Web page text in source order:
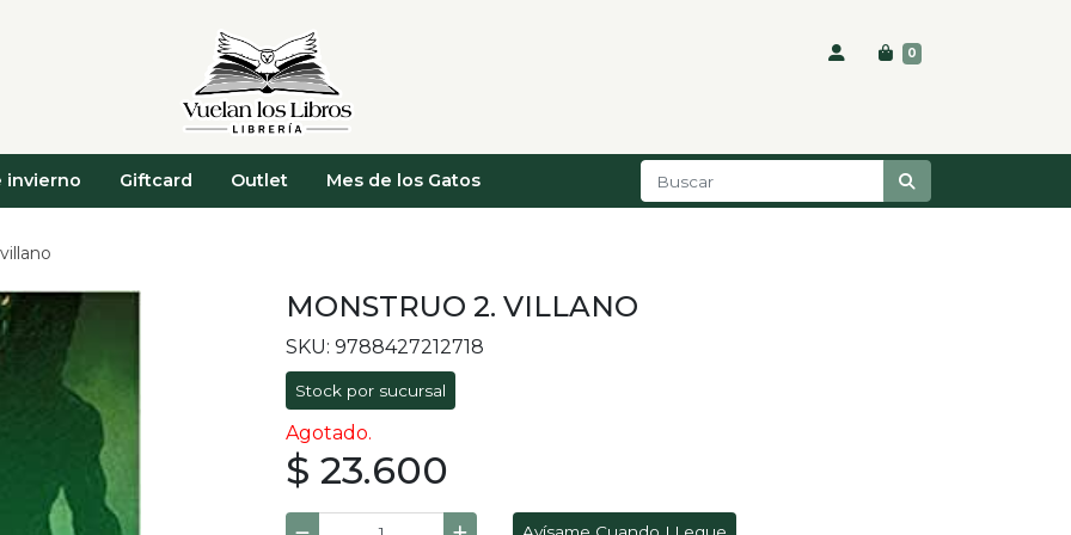
0
invierno Giftcard Outlet Mes de los Gatos
MONSTRUO 2. VILLANO
SKU: 9788427212718
Stock por sucursal
Agotado.
$ 23.600